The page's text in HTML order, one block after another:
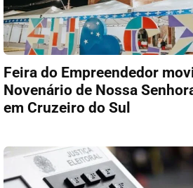
Feira do Empreendedor
Novenário de Nossa
em Cruzeiro do Sul